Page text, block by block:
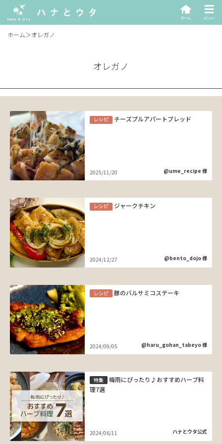
ホーム＞オレガノ
オレガノ
レシピ チーズプルアパートブレッド
2025/11/20 @ume_recipe 様
レシピ ジャークチキン
2024/12/27 @bento_dojo 様
レシピ 豚のバルサミコステーキ
2024/09/05 @haru_gohan_tabeyo 様
特集
梅雨にぴったり♪おすすめハーブ料
理7選
2024/06/11 ハナとウタ公式